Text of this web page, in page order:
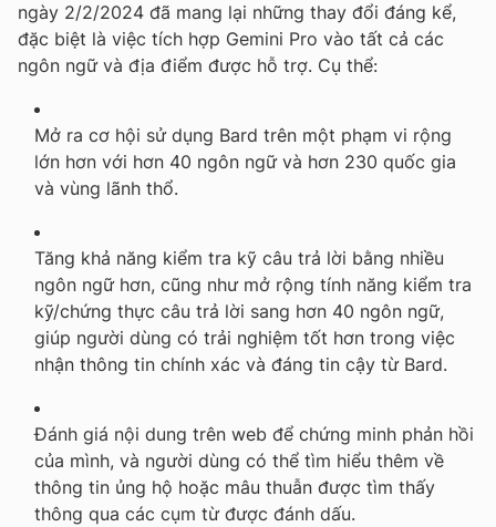
ngày 2/2/2024 đã mang lại những thay đổi đáng kể,
đặc biệt là việc tích hợp Gemini Pro vào tất cả các
ngôn ngữ và địa điểm được hỗ trợ. Cụ thể:
Mở ra cơ hội sử dụng Bard trên một phạm vi rộng
lớn hơn với hơn 40 ngôn ngữ và hơn 230 quốc gia
và vùng lãnh thổ.
Tăng khả năng kiểm tra kỹ câu trả lời bằng nhiều
ngôn ngữ hơn, cũng như mở rộng tính năng kiểm tra
kỹ/chứng thực câu trả lời sang hơn 40 ngôn ngữ,
giúp người dùng có trải nghiệm tốt hơn trong việc
nhận thông tin chính xác và đáng tin cậy từ Bard.
Đánh giá nội dung trên web để chứng minh phản hồi
của mình, và người dùng có thể tìm hiểu thêm về
thông tin ủng hộ hoặc mâu thuẫn được tìm thấy
thông qua các cụm từ được đánh dấu.